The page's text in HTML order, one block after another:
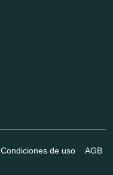
Condiciones de uso
AGB